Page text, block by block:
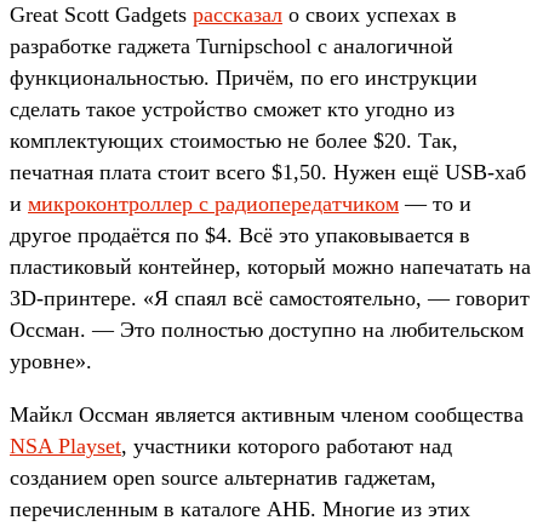
Great Scott Gadgets рассказал о своих успехах в
разработке гаджета Turnipschool с аналогичной
функциональностью. Причём, по его инструкции
сделать такое устройство сможет кто угодно из
комплектующих стоимостью не более $20. Так,
печатная плата стоит всего $1,50. Нужен ещё USB-хаб
и микроконтроллер с радиопередатчиком — то и
другое продаётся по $4. Всё это упаковывается в
пластиковый контейнер, который можно напечатать на
3D-принтере. «Я спаял всё самостоятельно, — говорит
Оссман. — Это полностью доступно на любительском
уровне».
Майкл Оссман является активным членом сообщества
NSA Playset, участники которого работают над
созданием open source альтернатив гаджетам,
перечисленным в каталоге АНБ. Многие из этих